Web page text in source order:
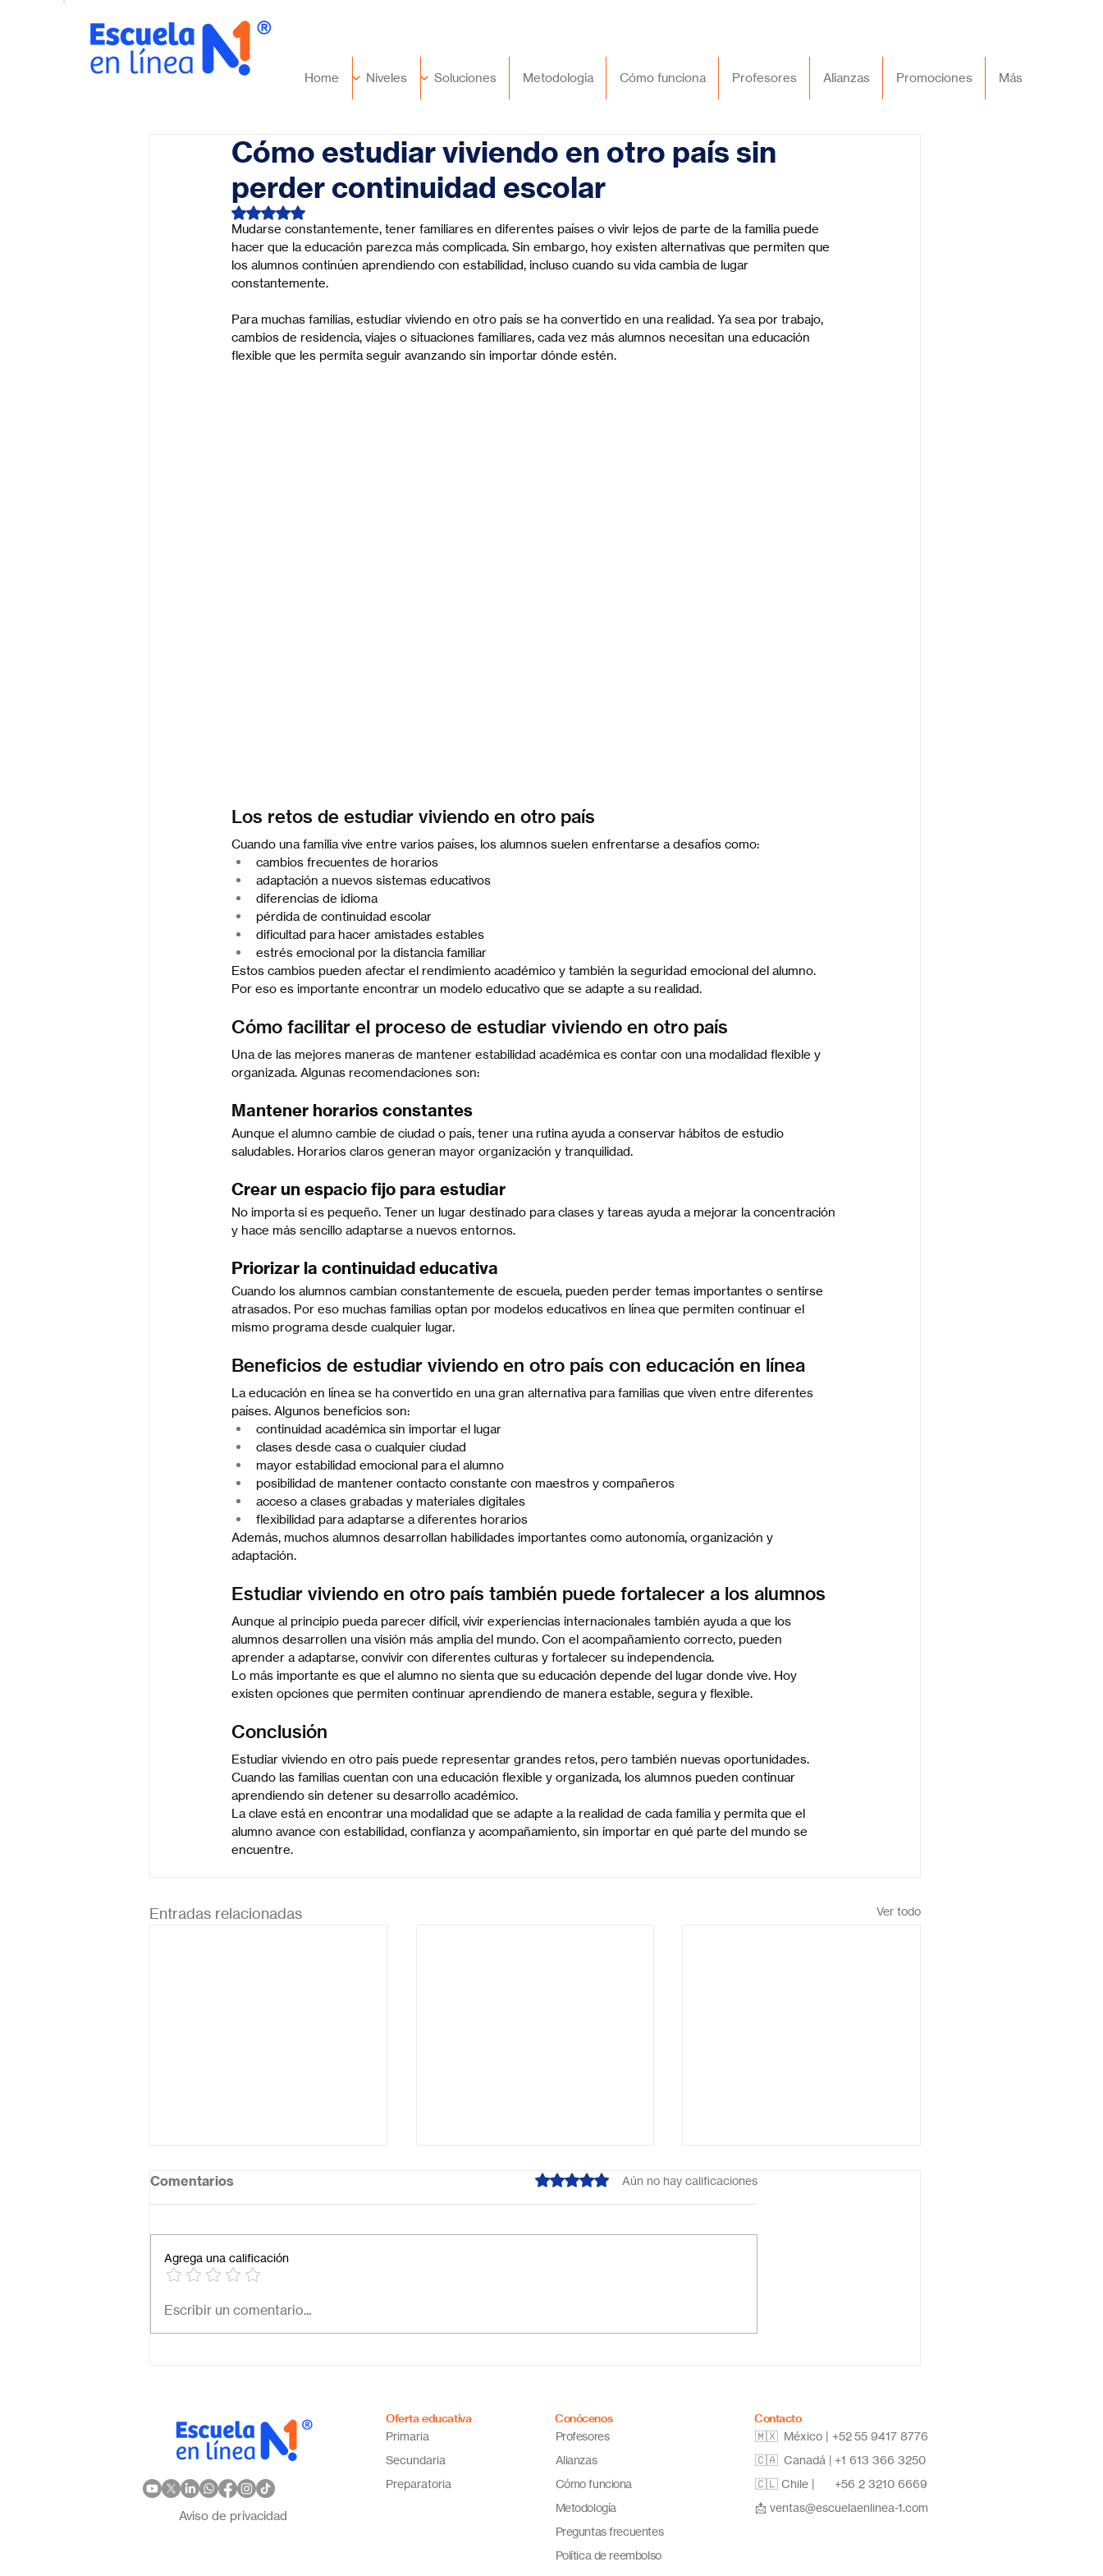
Home Niveles Soluciones Metodologia Cómo funciona Profesores Alianzas Promociones Más
Cómo estudiar viviendo en otro país sin
perder continuidad escolar
Obtuvo NaN de 5 estrellas.
Mudarse constantemente, tener familiares en diferentes países o vivir lejos de parte de la familia puede
hacer que la educación parezca más complicada. Sin embargo, hoy existen alternativas que permiten que
los alumnos continúen aprendiendo con estabilidad, incluso cuando su vida cambia de lugar
constantemente.
Para muchas familias, estudiar viviendo en otro país se ha convertido en una realidad. Ya sea por trabajo,
cambios de residencia, viajes o situaciones familiares, cada vez más alumnos necesitan una educación
flexible que les permita seguir avanzando sin importar dónde estén.
Los retos de estudiar viviendo en otro país
Cuando una familia vive entre varios países, los alumnos suelen enfrentarse a desafíos como:
cambios frecuentes de horarios
adaptación a nuevos sistemas educativos
diferencias de idioma
pérdida de continuidad escolar
dificultad para hacer amistades estables
estrés emocional por la distancia familiar
Estos cambios pueden afectar el rendimiento académico y también la seguridad emocional del alumno.
Por eso es importante encontrar un modelo educativo que se adapte a su realidad.
Cómo facilitar el proceso de estudiar viviendo en otro país
Una de las mejores maneras de mantener estabilidad académica es contar con una modalidad flexible y
organizada. Algunas recomendaciones son:
Mantener horarios constantes
Aunque el alumno cambie de ciudad o país, tener una rutina ayuda a conservar hábitos de estudio
saludables. Horarios claros generan mayor organización y tranquilidad.
Crear un espacio fijo para estudiar
No importa si es pequeño. Tener un lugar destinado para clases y tareas ayuda a mejorar la concentración
y hace más sencillo adaptarse a nuevos entornos.
Priorizar la continuidad educativa
Cuando los alumnos cambian constantemente de escuela, pueden perder temas importantes o sentirse
atrasados. Por eso muchas familias optan por modelos educativos en línea que permiten continuar el
mismo programa desde cualquier lugar.
Beneficios de estudiar viviendo en otro país con educación en línea
La educación en línea se ha convertido en una gran alternativa para familias que viven entre diferentes
países. Algunos beneficios son:
continuidad académica sin importar el lugar
clases desde casa o cualquier ciudad
mayor estabilidad emocional para el alumno
posibilidad de mantener contacto constante con maestros y compañeros
acceso a clases grabadas y materiales digitales
flexibilidad para adaptarse a diferentes horarios
Además, muchos alumnos desarrollan habilidades importantes como autonomía, organización y
adaptación.
Estudiar viviendo en otro país también puede fortalecer a los alumnos
Aunque al principio pueda parecer difícil, vivir experiencias internacionales también ayuda a que los
alumnos desarrollen una visión más amplia del mundo. Con el acompañamiento correcto, pueden
aprender a adaptarse, convivir con diferentes culturas y fortalecer su independencia.
Lo más importante es que el alumno no sienta que su educación depende del lugar donde vive. Hoy
existen opciones que permiten continuar aprendiendo de manera estable, segura y flexible.
Conclusión
Estudiar viviendo en otro país puede representar grandes retos, pero también nuevas oportunidades.
Cuando las familias cuentan con una educación flexible y organizada, los alumnos pueden continuar
aprendiendo sin detener su desarrollo académico.
La clave está en encontrar una modalidad que se adapte a la realidad de cada familia y permita que el
alumno avance con estabilidad, confianza y acompañamiento, sin importar en qué parte del mundo se
encuentre.
Entradas relacionadas Ver todo
Necesito una secundaria
Comentarios Obtuvo 0 de 5 estrellas.Aún no hay calificaciones
Agrega una calificación
Escribir un comentario...
Aviso de privacidad
Oferta educativa
Primaria
Secundaria
Preparatoria
Conócenos
Profesores
Alianzas
Cómo funciona
Metodología
Preguntas frecuentes
Política de reembolso
Contacto
🇲🇽 México | +5255 9417 8776
🇨🇦 Canadá | +1 613 366 3250
🇨🇱 Chile | +56 2 3210 6669
📩 ventas@escuelaenlinea-1.com